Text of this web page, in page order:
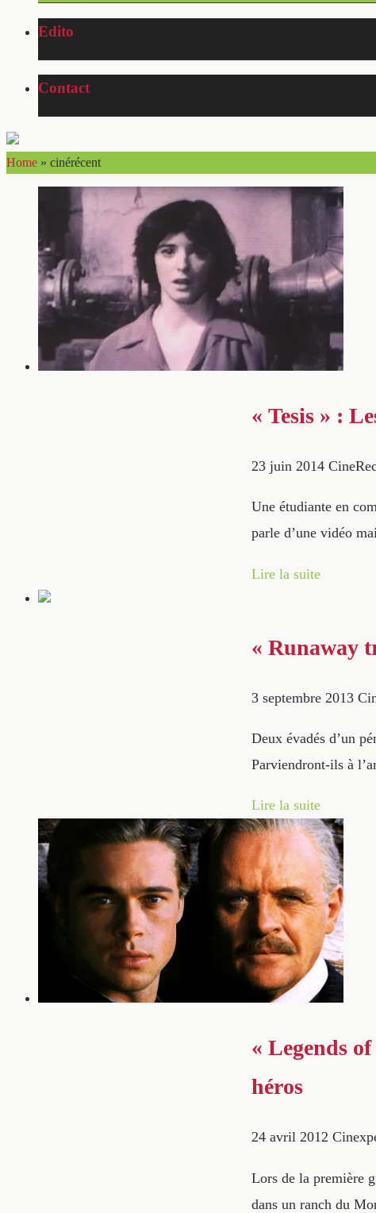
Edito
Contact
Home » cinérécent
« Tesis » :
23 juin 2014
Une étudiante en
parle d’une vidéo
Lire la suite
« Runaway
3 septembre 2013
Deux évadés d’un
Parviendront-ils à
Lire la suite
« Legends
héros
24 avril 2012
Lors de la première
dans un ranch du